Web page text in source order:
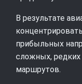
В результате
прибыльных
сложных, редких
маршрутов.